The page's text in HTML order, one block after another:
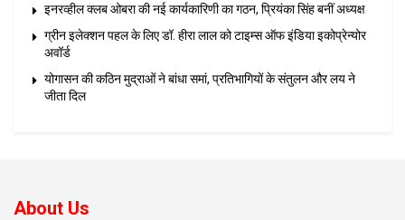
इनरव्हील क्लब ओबरा की नई कार्यकारिणी का गठन, प्रियंका सिंह बनीं अध्यक्ष
ग्रीन इलेक्शन पहल के लिए डॉ. हीरा लाल को टाइम्स ऑफ इंडिया इकोप्रेन्योर
अवॉर्ड
योगासन की कठिन मुद्राओं ने बांधा समां, प्रतिभागियों के संतुलन और लय ने
जीता दिल
About Us